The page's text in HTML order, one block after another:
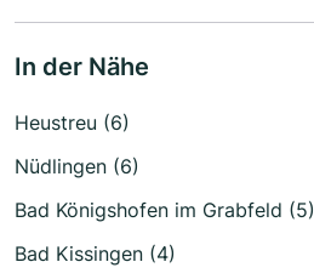
In der Nähe
Heustreu (6)
Nüdlingen (6)
Bad Königshofen im Grabfeld (5)
Bad Kissingen (4)